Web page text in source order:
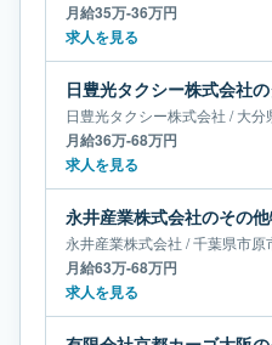
月給35万-36万円
求人を見る
日豊光タクシー株式会社 /大分
月給36万-68万円
求人を見る
永井産業株式会社 /千葉県市原
月給63万-68万円
求人を見る